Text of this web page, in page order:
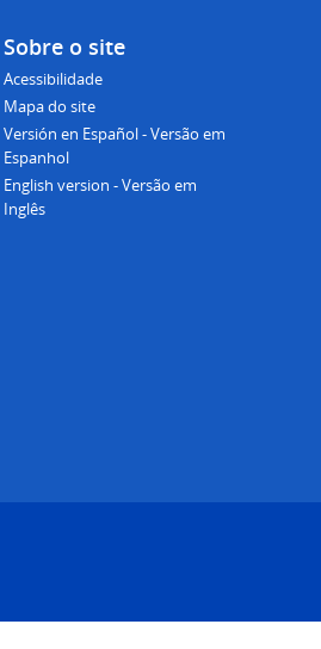
Sobre o site
Acessibilidade
Mapa do site
Versión en Español - Versão em
Espanhol
English version - Versão em
Inglês